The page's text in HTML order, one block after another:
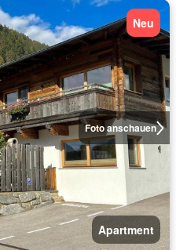
Foto anschauen
Neu
Apartment